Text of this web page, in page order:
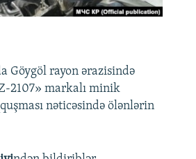
STANDARTLARIMIZ
TELEFONUNUZDA
Göygöl rayon ərazisində
2107» markalı minik
nəticəsində ölənlərin